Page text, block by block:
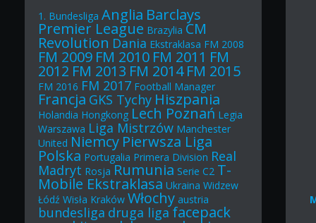
1. Bundesliga Anglia Barclays
Premier League Brazylia CM
Revolution Dania Ekstraklasa FM 2008
FM 2009 FM 2010 FM 2011 FM
2012 FM 2013 FM 2014 FM 2015
FM 2016 FM 2017 Football Manager
Francja GKS Tychy Hiszpania
Holandia Hongkong Lech Poznań Legia
Warszawa Liga Mistrzów Manchester
United Niemcy Pierwsza Liga
Polska Portugalia Primera Division Real
Madryt Rosja Rumunia Serie C2 T-
Mobile Ekstraklasa Ukraina Widzew
Łódź Wisła Kraków Włochy austria
bundesliga druga ligafacepack